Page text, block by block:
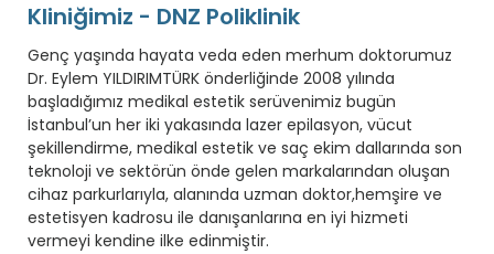
Kliniğimiz - DNZ Poliklinik
Genç yaşında hayata veda eden merhum doktorumuz
Dr. Eylem YILDIRIMTÜRK önderliğinde 2008 yılında
başladığımız medikal estetik serüvenimiz bugün
İstanbul’un her iki yakasında lazer epilasyon, vücut
şekillendirme, medikal estetik ve saç ekim dallarında son
teknoloji ve sektörün önde gelen markalarından oluşan
cihaz parkurlarıyla, alanında uzman doktor,hemşire ve
estetisyen kadrosu ile danışanlarına en iyi hizmeti
vermeyi kendine ilke edinmiştir.